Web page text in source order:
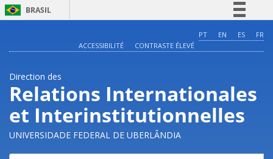
BRASIL
Comunica BR
Acesso à informação
Legislação
Canais
PT EN ES
FR
ACCESSIBILITÉ
CONTRASTE ÉLEVÉ
Direction des
Relations Internationales
et Interinstitutionnelles
UNIVERSIDADE FEDERAL DE UBERLÂNDIA